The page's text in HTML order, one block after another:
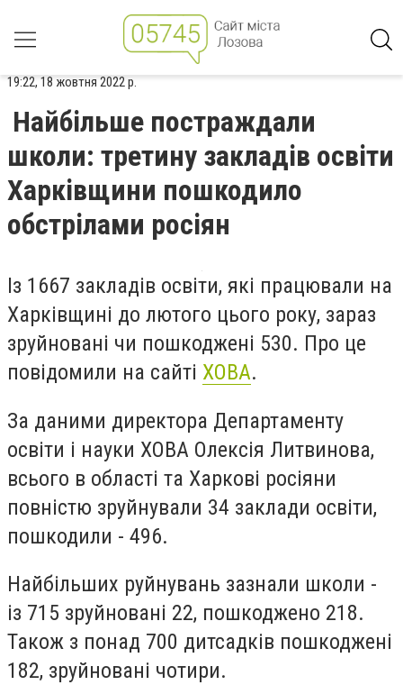
19:22, 18 жовтня 2022 р.
Найбільше постраждали
школи: третину закладів освіти
Харківщини пошкодило
обстрілами росіян
Із 1667 закладів освіти, які працювали на
Харківщині до лютого цього року, зараз
зруйновані чи пошкоджені 530. Про це
повідомили на сайті ХОВА.
За даними директора Департаменту
освіти і науки ХОВА Олексія Литвинова,
всього в області та Харкові росіяни
повністю зруйнували 34 заклади освіти,
пошкодили - 496.
Найбільших руйнувань зазнали школи -
із 715 зруйновані 22, пошкоджено 218.
Також з понад 700 дитсадків пошкоджені
182, зруйновані чотири.